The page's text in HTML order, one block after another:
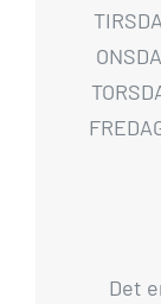
Det